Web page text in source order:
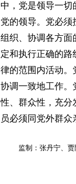
中，党是领导一
党的领导。党必
组织、协调各方面
定和执行正确的
律的范围内活动。
协调一致地工作。
性、群众性，充分
员必须同党外群
监制：张丹宁